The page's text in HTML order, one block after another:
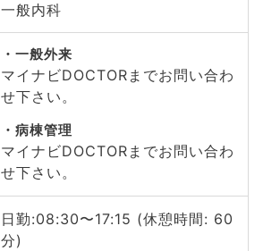
一般内科
一般外来
マイナビDOCTORまでお問い合わ
せ下さい。
病棟管理
マイナビDOCTORまでお問い合わ
せ下さい。
日勤:08:30〜17:15 (休憩時間: 60
分)